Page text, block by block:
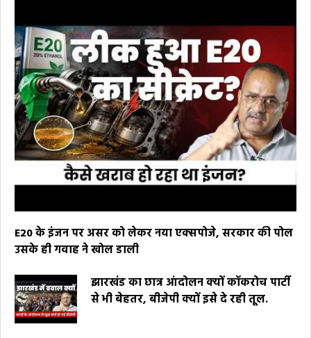
E20 के इंजन पर असर को लेकर नया एक्सपोजे, सरकार की पोल
उसके ही गवाह ने खोल डाली
झारखंड का छात्र आंदोलन क्यों कॉकरोच पार्टी
से भी बेहतर, बीजेपी क्यों इसे दे रही तूल.